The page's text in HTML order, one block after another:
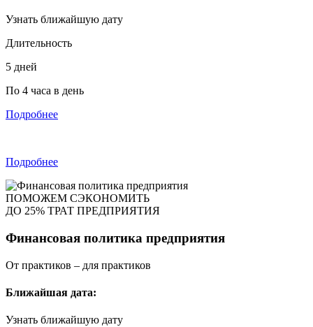
Узнать ближайшую дату
Длительность
5 дней
По 4 часа в день
Подробнее
Подробнее
ПОМОЖЕМ СЭКОНОМИТЬ
ДО 25% ТРАТ ПРЕДПРИЯТИЯ
Финансовая политика предприятия
От практиков – для практиков
Ближайшая дата:
Узнать ближайшую дату